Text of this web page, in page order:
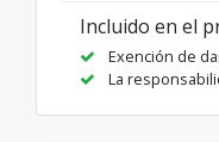
Incluido en el
Exención de
La